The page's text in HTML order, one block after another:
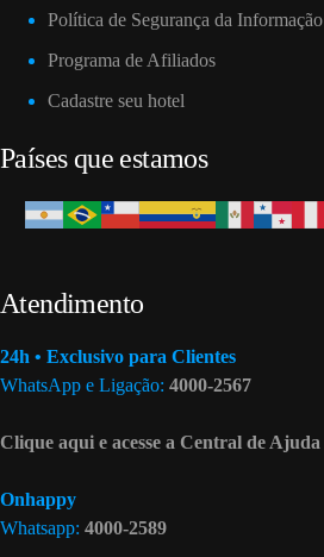
Política de Segurança da Informação
Programa de Afiliados
Cadastre seu hotel
Países que estamos
Atendimento
24h • Exclusivo para Clientes
WhatsApp e Ligação: 4000-2567
Clique aqui e acesse a Central de Ajuda
Onhappy
Whatsapp: 4000-2589